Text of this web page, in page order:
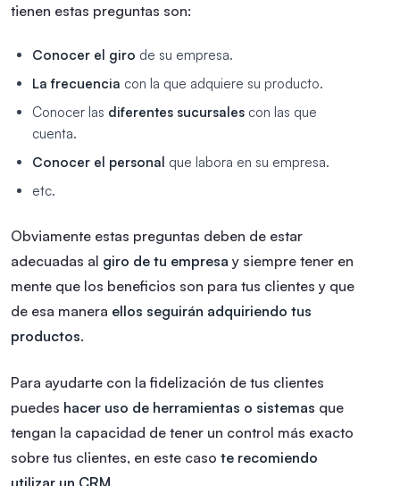
tienen estas preguntas son:
Conocer el giro de su empresa.
La frecuencia con la que adquiere su producto.
Conocer las diferentes sucursales con las que
cuenta.
Conocer el personal que labora en su empresa.
etc.
Obviamente estas preguntas deben de estar
adecuadas al giro de tu empresa y siempre tener en
mente que los beneficios son para tus clientes y que
de esa manera ellos seguirán adquiriendo tus
productos.
Para ayudarte con la fidelización de tus clientes
puedes hacer uso de herramientas o sistemas que
tengan la capacidad de tener un control más exacto
sobre tus clientes, en este caso te recomiendo
utilizar un CRM.